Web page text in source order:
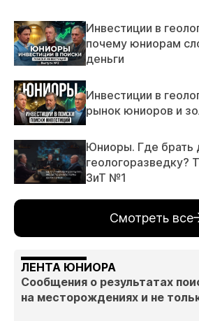
Инвестиции в
почему юниорам
деньги
Инвестиции в
рынок юниоров и
Юниоры. Где брать
геологоразведку?
ЗиТ №1
Смотреть все
ЛЕНТА ЮНИОРА
Сообщения о результатах
на месторождениях и не